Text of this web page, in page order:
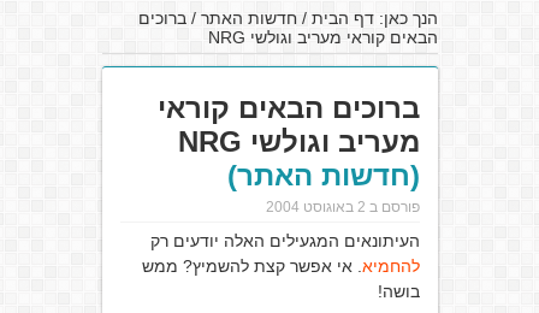
הנך כאן:דף הבית /חדשות האתר /ברוכים
הבאים קוראי מעריב וגולשי NRG
ברוכים הבאים קוראי
מעריב וגולשי NRG
(חדשות האתר)
פורסם ב 2 באוגוסט 2004
העיתונאים המגעילים האלה יודעים רק
להחמיא . אי אפשר קצת להשמיץ? ממש
בושה!